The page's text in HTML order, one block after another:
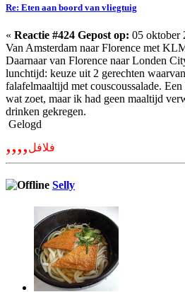
Re: Eten aan boord van vliegtuig
« Reactie #424 Gepost op: 05 oktober
Van Amsterdam naar Florence met
Daarnaar van Florence naar Londen
lunchtijd: keuze uit 2 gerechten
falafelmaaltijd met couscoussalade.
wat zoet, maar ik had geen maaltijd
drinken gekregen.
Gelogd
,,,,فلافل
Selly